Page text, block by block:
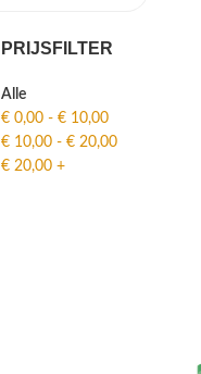
PRIJSFILTER
Alle
€0,00- €10,00
€10,00- €20,00
€20,00+